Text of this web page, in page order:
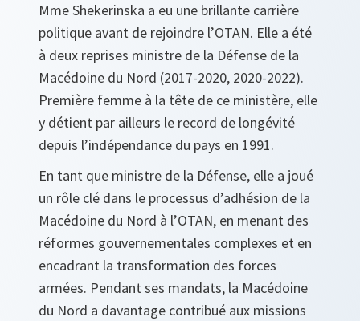
Mme Shekerinska a eu une brillante carrière
politique avant de rejoindre l’OTAN. Elle a été
à deux reprises ministre de la Défense de la
Macédoine du Nord (2017-2020, 2020-2022).
Première femme à la tête de ce ministère, elle
y détient par ailleurs le record de longévité
depuis l’indépendance du pays en 1991.
En tant que ministre de la Défense, elle a joué
un rôle clé dans le processus d’adhésion de la
Macédoine du Nord à l’OTAN, en menant des
réformes gouvernementales complexes et en
encadrant la transformation des forces
armées. Pendant ses mandats, la Macédoine
du Nord a davantage contribué aux missions